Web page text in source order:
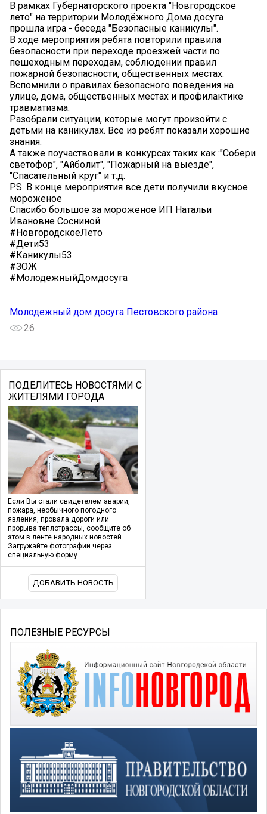
В рамках Губернаторского проекта "Новгородское
лето" на территории Молодёжного Дома досуга
прошла игра - беседа "Безопасные каникулы".
В ходе мероприятия ребята повторили правила
безопасности при переходе проезжей части по
пешеходным переходам, соблюдении правил
пожарной безопасности, общественных местах.
Вспомнили о правилах безопасного поведения на
улице, дома, общественных местах и профилактике
травматизма.
Разобрали ситуации, которые могут произойти с
детьми на каникулах. Все из ребят показали хорошие
знания.
А также поучаствовали в конкурсах таких как :"Собери
светофор", "Айболит", "Пожарный на выезде",
"Спасательный круг" и т.д.
P.S. В конце мероприятия все дети получили вкусное
мороженое
Спасибо большое за мороженое ИП Натальи
Ивановне Сосниной
#НовгородскоеЛето
#Дети53
#Каникулы53
#ЗОЖ
#МолодежныйДомдосуга
Молодежный дом досуга Пестовского района
26
ПОДЕЛИТЕСЬ НОВОСТЯМИ С
ЖИТЕЛЯМИ ГОРОДА
Если Вы стали свидетелем аварии,
пожара, необычного погодного
явления, провала дороги или
прорыва теплотрассы, сообщите об
этом в ленте народных новостей.
Загружайте фотографии через
специальную форму.
ДОБАВИТЬ НОВОСТЬ
ПОЛЕЗНЫЕ РЕСУРСЫ